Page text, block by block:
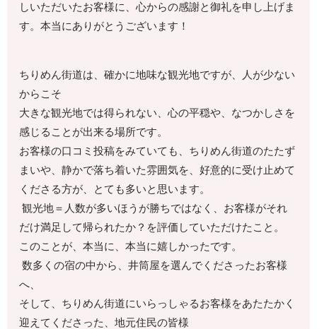
しいただいたお客様に、心からの感謝と御礼を申し上げま
す。本当にありがとうございます！
ちりめん街道は、確かに地味な観光地ですが、人が少ない
からこそ
大きな観光地では得られない、心の平穏や、なつかしさを
感じることが出来る場所です。
お客様の口コミ投稿をみていても、ちりめん街道のたたず
まいや、静かで落ち着いた雰囲気を、好意的に受け止めて
くださる方が、とても多いと思います。
観光地＝人数が多いほうが勝ちではなく、お客様がそれ
だけ満足して帰られたか？を評価していただけたこと。
このことが、本当に、本当に嬉しかったです。
数多くの宿の中から、井筒屋を選んでくださったお客様
へ、
そして、ちりめん街道にいらっしゃるお客様をあたたかく
迎えてくださった、地元住民の皆様